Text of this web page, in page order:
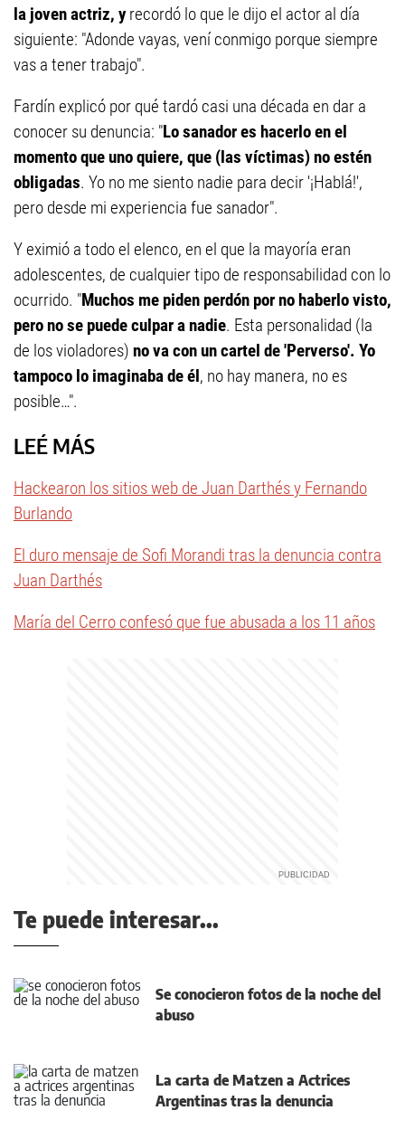
la joven actriz, yrecordó lo que le dijo el actor al día
siguiente: "Adonde vayas, vení conmigo porque siempre
vas a tener trabajo".
Fardín explicó por qué tardó casi una década en dar a
conocer su denuncia: "Lo sanador es hacerlo en el
momento que uno quiere, que (las víctimas) no estén
obligadas. Yo no me siento nadie para decir '¡Hablá!',
pero desde mi experiencia fue sanador".
Y eximió a todo el elenco, en el que la mayoría eran
adolescentes, de cualquier tipo de responsabilidad con lo
ocurrido. "Muchos me piden perdón por no haberlo visto,
pero no se puede culpar a nadie. Esta personalidad (la
de los violadores) no va con un cartel de 'Perverso'. Yo
tampoco lo imaginaba de él, no hay manera, no es
posible…".
LEÉ MÁS
Hackearon los sitios web de Juan Darthés y Fernando
Burlando
El duro mensaje de Sofi Morandi tras la denuncia contra
Juan Darthés
María del Cerro confesó que fue abusada a los 11 años
Te puede interesar...
Se conocieron fotos de la noche del
abuso
La carta de Matzen a Actrices
Argentinas tras la denuncia